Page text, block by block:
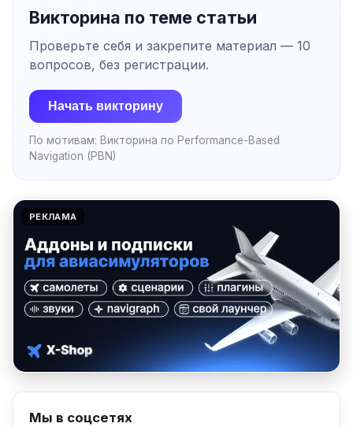
Викторина по теме статьи
Проверьте себя и закрепите материал — 10
вопросов, без регистрации.
Начать викторину
По мотивам: Викторина по Performance-Based
Navigation (PBN)
РЕКЛАМА
Мы в соцсетях